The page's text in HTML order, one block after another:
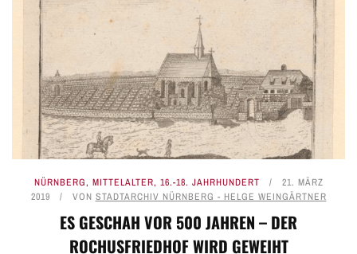
NÜRNBERG, MITTELALTER, 16.-18. JAHRHUNDERT
21. MÄRZ
2019
VON STADTARCHIV NÜRNBERG - HELGE WEINGÄRTNER
ES GESCHAH VOR 500 JAHREN – DER
ROCHUSFRIEDHOF WIRD GEWEIHT